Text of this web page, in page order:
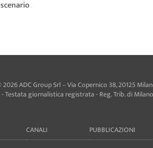
ADC Group Srl – Via Copernico 38, 20125
- Testata giornalistica registrata - Reg. Trib. di
CANALI PUBBLICAZIONI